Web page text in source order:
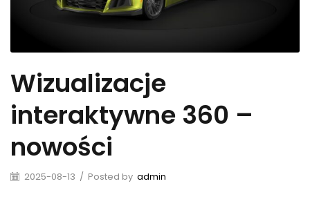
Wizualizacje
interaktywne 360 –
nowości
2025-08-13 / Posted by admin